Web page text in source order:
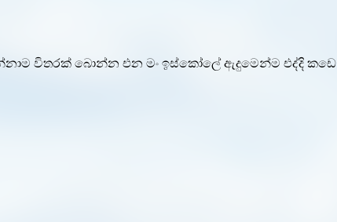
විතරක් බොන්න එන මං ඉස්කෝලේ ඇදුමෙන්ම එද්දි කඩෙ